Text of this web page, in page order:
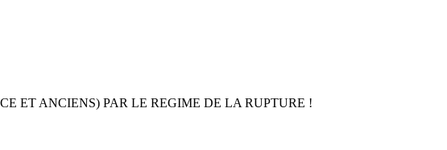
ET ANCIENS) PAR LE REGIME DE LA RUPTURE !